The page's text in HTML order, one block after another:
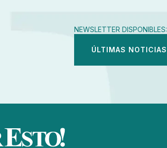
NEWSLETTER DISPONIBLES:
ÚLTIMAS NOTICIAS